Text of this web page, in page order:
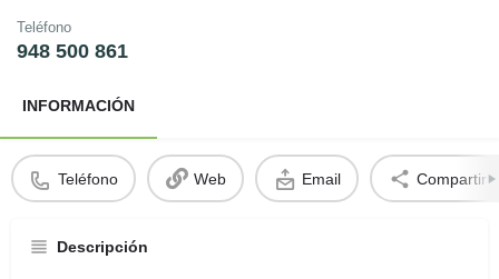
Teléfono
948 500 861
INFORMACIÓN
Teléfono Web Email Compartir
Descripción